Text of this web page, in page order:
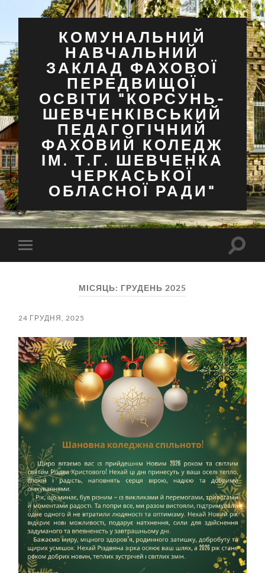
КОМУНАЛЬНИЙ
НАВЧАЛЬНИЙ
ЗАКЛАД ФАХОВОЇ
ПЕРЕДВИЩОЇ
ОСВІТИ "КОРСУНЬ-
ШЕВЧЕНКІВСЬКИЙ
ПЕДАГОГІЧНИЙ
ФАХОВИЙ КОЛЕДЖ
ІМ. Т.Г. ШЕВЧЕНКА
ЧЕРКАСЬКОЇ
ОБЛАСНОЇ РАДИ"
Перемкнути
мобільне
МІСЯЦЬ: ГРУДЕНЬ 2025
24 ГРУДНЯ, 2025